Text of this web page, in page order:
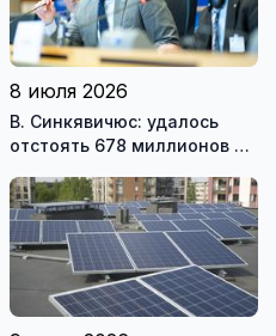
8 июля 2026
В. Синкявичюс: удалось
отстоять 678 миллионов на